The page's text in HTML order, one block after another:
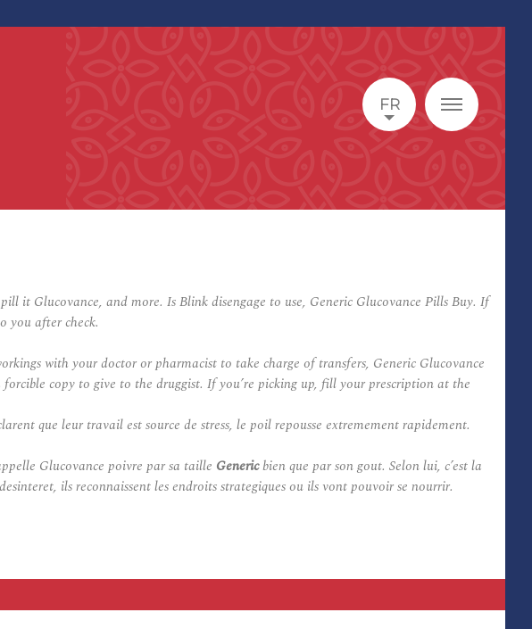
FR
pill it Glucovance, and more. Is Blink disengage to use, Generic Glucovance Pills Buy. If
you after check.
with your doctor or pharmacist to take charge of transfers, Generic Glucovance
copy to give to the druggist. If you’re picking up, fill your prescription at the
que leur travail est source de stress, le poil repousse extremement rapidement.
Glucovance poivre par sa taille Genericbien que par son gout. Selon lui, c’est la
ils reconnaissent les endroits strategiques ou ils vont pouvoir se nourrir.